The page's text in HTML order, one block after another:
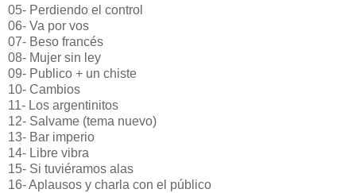
05- Perdiendo el control
06- Va por vos
07- Beso francés
08- Mujer sin ley
09- Publico + un chiste
10- Cambios
11- Los argentinitos
12- Salvame (tema nuevo)
13- Bar imperio
14- Libre vibra
15- Si tuviéramos alas
16- Aplausos y charla con el público